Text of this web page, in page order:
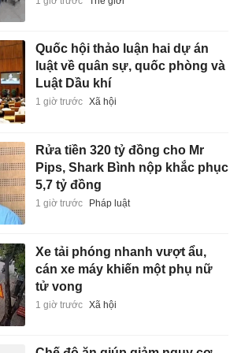
Quốc hội thảo luận hai dự án
luật về quân sự, quốc phòng và
Luật Dầu khí
1 giờ trước Xã hội
Rửa tiền 320 tỷ đồng cho Mr
Pips, Shark Bình nộp khắc phục
5,7 tỷ đồng
1 giờ trước Pháp luật
Xe tải phóng nhanh vượt ẩu,
cán xe máy khiến một phụ nữ
tử vong
1 giờ trước Xã hội